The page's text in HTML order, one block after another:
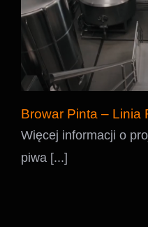
Browar Pinta –
Browar Pinta – Linia
Więcej informacji o
piwa [...]